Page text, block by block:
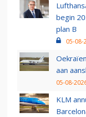
begin
plan B
05-08-
aan
05-08-
KLM